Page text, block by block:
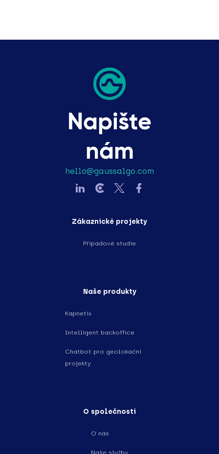
Napište
nám
hello@gaussalgo.com
Zákaznické projekty
Případové studie
Naše produkty
Kapnetix
Intelligent backoffice
Chatbot pro geolokační
projekty
O společnosti
O nás
Naše služby